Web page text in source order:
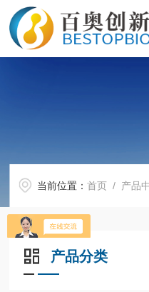
当前位置：首页 / 产品
产品分类